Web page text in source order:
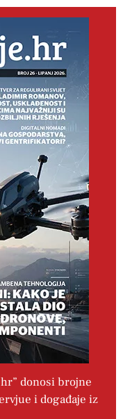
donosi brojne
i događaje iz